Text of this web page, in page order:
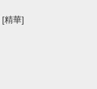
[精華]